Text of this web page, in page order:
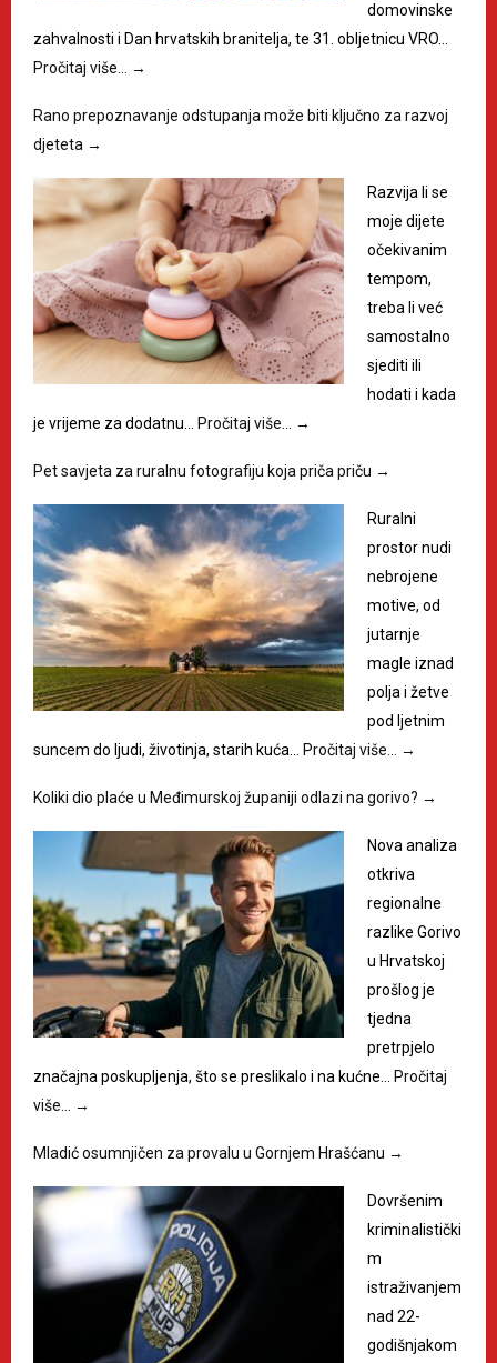
domovinske
zahvalnosti i Dan hrvatskih branitelja, te 31. obljetnicu VRO…
Pročitaj više… →
Rano prepoznavanje odstupanja može biti ključno za razvoj
djeteta →
Razvija li se
moje dijete
očekivanim
tempom,
treba li već
samostalno
sjediti ili
hodati i kada
je vrijeme za dodatnu… Pročitaj više… →
Pet savjeta za ruralnu fotografiju koja priča priču →
Ruralni
prostor nudi
nebrojene
motive, od
jutarnje
magle iznad
polja i žetve
pod ljetnim
suncem do ljudi, životinja, starih kuća… Pročitaj više… →
Koliki dio plaće u Međimurskoj županiji odlazi na gorivo? →
Nova analiza
otkriva
regionalne
razlike Gorivo
u Hrvatskoj
prošlog je
tjedna
pretrpjelo
značajna poskupljenja, što se preslikalo i na kućne… Pročitaj
više… →
Mladić osumnjičen za provalu u Gornjem Hrašćanu →
Dovršenim
kriminalistički
m
istraživanjem
nad 22-
godišnjakom